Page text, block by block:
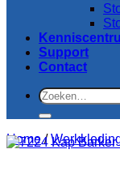
Support
Contact
Zoeken
naar:
Home /